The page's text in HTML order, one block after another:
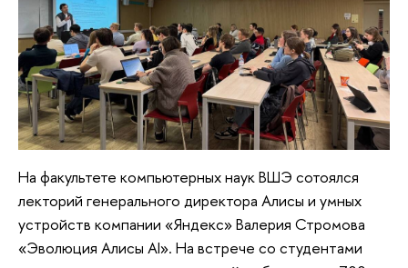
На факультете компьютерных наук ВШЭ сотоялся
лекторий генерального директора Алисы и умных
устройств компании «Яндекс» Валерия Стромова
«Эволюция Алисы AI». На встрече со студентами